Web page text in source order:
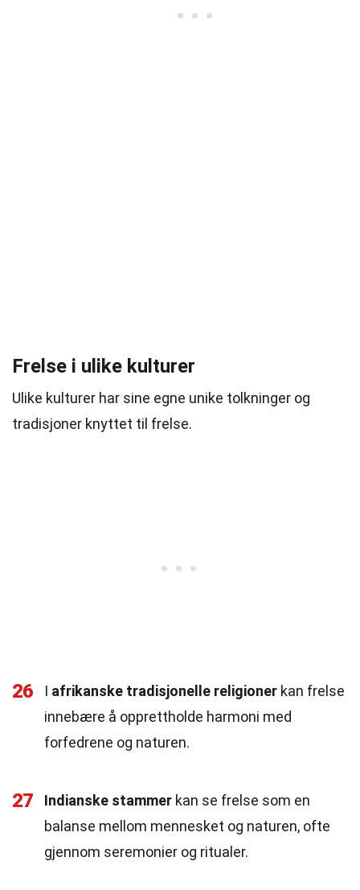
Frelse i ulike kulturer
Ulike kulturer har sine egne unike tolkninger og
tradisjoner knyttet til frelse.
26 I afrikanske tradisjonelle religioner kan frelse
innebære å opprettholde harmoni med
forfedrene og naturen.
27 Indianske stammer kan se frelse som en
balanse mellom mennesket og naturen, ofte
gjennom seremonier og ritualer.